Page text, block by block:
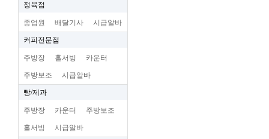
정육점
종업원 배달기사 시급알바
커피전문점
주방장 홀서빙 카운터
주방보조 시급알바
빵/제과
주방장 카운터 주방보조
홀서빙 시급알바